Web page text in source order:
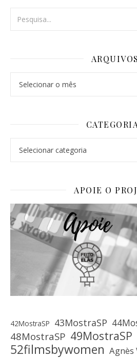
ARQUIVOS
APOIE O
42MostraSP 43MostraSP
48MostraSP 49MostraSP
52filmsbywomen Agnès